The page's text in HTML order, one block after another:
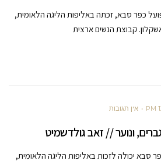
כפר סבא, זכתה באליפות הליגה הלאומית,
קבוצת הנשים ארצית
אין תגובות
ונוער // זאב גולדשמיט
סבא יכולה לזכות באליפות הליגה הלאומית,